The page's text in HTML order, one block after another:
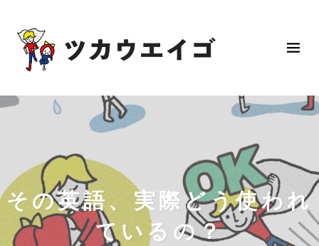
その英語、実際どう使われ
ているの？